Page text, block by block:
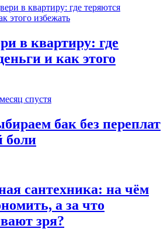
в квартиру: где
и как этого
спустя
бак без переплат
боли
сантехника: на чём
а за что
зря?